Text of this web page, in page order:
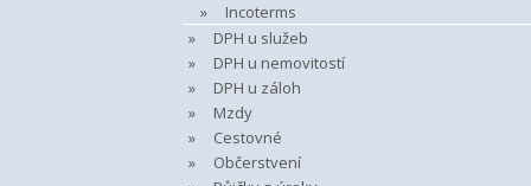
Incoterms
DPH u služeb
DPH u nemovitostí
DPH u záloh
Mzdy
Cestovné
Občerstvení